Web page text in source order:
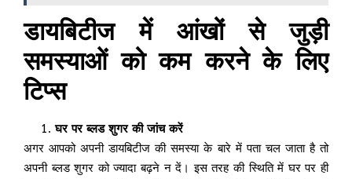
डायबिटीज में आंखों से जुड़ी
समस्याओं को कम करने के लिए
टिप्स
घर पर ब्लड शुगर की जांच करें
अगर आपको अपनी डायबिटीज की समस्या के बारे में पता चल जाता है तो
अपनी ब्लड शुगर को ज्यादा बढ़ने न दें। इस तरह की स्थिति में घर पर ही